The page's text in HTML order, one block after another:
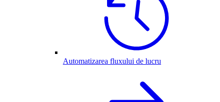
Automatizarea fluxului de lucru